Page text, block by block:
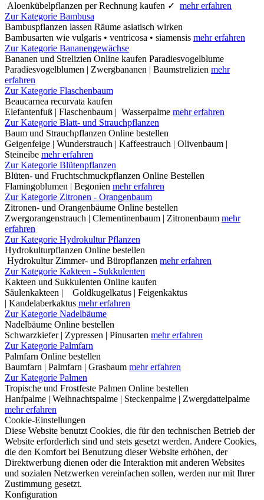
Aloenkübelpflanzen per Rechnung kaufen ✓ mehr erfahren
Zur Kategorie Bambusa
Bambuspflanzen lassen Räume asiatisch wirken
Bambusarten wie vulgaris • ventricosa • siamensis mehr erfahren
Zur Kategorie Bananengewächse
Bananen und Strelizien Online kaufen Paradiesvogelblume
Paradiesvogelblumen | Zwergbananen | Baumstrelizien mehr
erfahren
Zur Kategorie Flaschenbaum
Beaucarnea recurvata kaufen
Elefantenfuß | Flaschenbaum | Wasserpalme mehr erfahren
Zur Kategorie Blatt- und Strauchpflanzen
Baum und Strauchpflanzen Online bestellen
Geigenfeige | Wunderstrauch | Kaffeestrauch | Olivenbaum |
Steineibe mehr erfahren
Zur Kategorie Blütenpflanzen
Blüten- und Fruchtschmuckpflanzen Online Bestellen
Flamingoblumen | Begonien mehr erfahren
Zur Kategorie Zitronen - Orangenbaum
Zitronen- und Orangenbäume Online bestellen
Zwergorangenstrauch | Clementinenbaum | Zitronenbaum mehr
erfahren
Zur Kategorie Hydrokultur Pflanzen
Hydrokulturpflanzen Online bestellen
Hydrokultur Zimmer- und Büropflanzen mehr erfahren
Zur Kategorie Kakteen - Sukkulenten
Kakteen und Sukkulenten Online kaufen
Säulenkakteen | Goldkugelkatus | Feigenkaktus
| Kandelaberkaktus mehr erfahren
Zur Kategorie Nadelbäume
Nadelbäume Online bestellen
Schwarzkiefer | Zypressen | Pinusarten mehr erfahren
Zur Kategorie Palmfarn
Palmfarn Online bestellen
Baumfarn | Palmfarn | Grasbaum mehr erfahren
Zur Kategorie Palmen
Tropische und Frostfeste Palmen Online bestellen
Hanfpalme | Weihnachtspalme | Steckenpalme | Zwergdattelpalme
mehr erfahren
Cookie-Einstellungen
Diese Website benutzt Cookies, die für den technischen Betrieb der
Website erforderlich sind und stets gesetzt werden. Andere Cookies,
die den Komfort bei Benutzung dieser Website erhöhen, der
Direktwerbung dienen oder die Interaktion mit anderen Websites
und sozialen Netzwerken vereinfachen sollen, werden nur mit Ihrer
Zustimmung gesetzt.
Konfiguration